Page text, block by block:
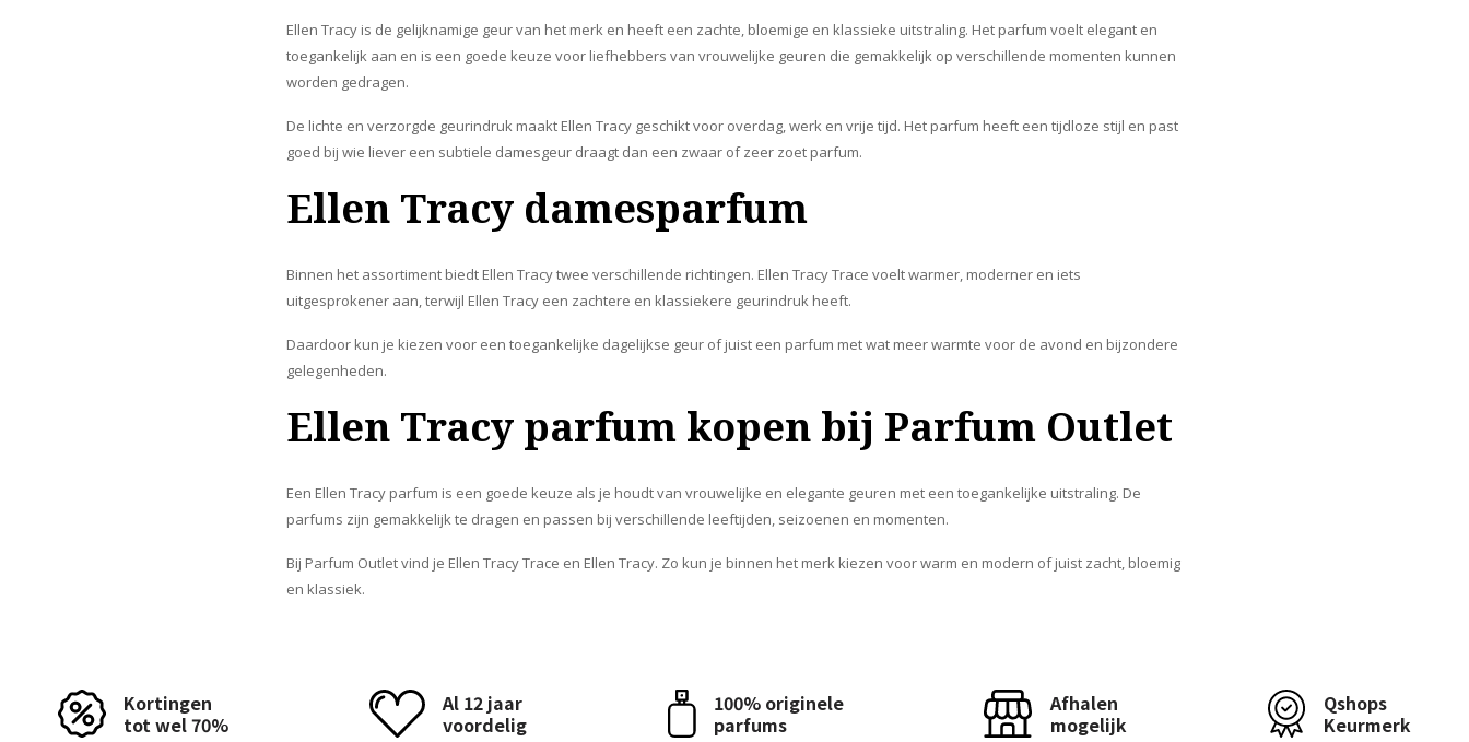
Ellen Tracy is de gelijknamige geur van het merk en heeft een zachte, bloemige en klassieke uitstraling. Het parfum voelt elegant en
toegankelijk aan en is een goede keuze voor liefhebbers van vrouwelijke geuren die gemakkelijk op verschillende momenten kunnen
worden gedragen.
De lichte en verzorgde geurindruk maakt Ellen Tracy geschikt voor overdag, werk en vrije tijd. Het parfum heeft een tijdloze stijl en past
goed bij wie liever een subtiele damesgeur draagt dan een zwaar of zeer zoet parfum.
Ellen Tracy damesparfum
Binnen het assortiment biedt Ellen Tracy twee verschillende richtingen. Ellen Tracy Trace voelt warmer, moderner en iets
uitgesprokener aan, terwijl Ellen Tracy een zachtere en klassiekere geurindruk heeft.
Daardoor kun je kiezen voor een toegankelijke dagelijkse geur of juist een parfum met wat meer warmte voor de avond en bijzondere
gelegenheden.
Ellen Tracy parfum kopen bij Parfum Outlet
Een Ellen Tracy parfum is een goede keuze als je houdt van vrouwelijke en elegante geuren met een toegankelijke uitstraling. De
parfums zijn gemakkelijk te dragen en passen bij verschillende leeftijden, seizoenen en momenten.
Bij Parfum Outlet vind je Ellen Tracy Trace en Ellen Tracy. Zo kun je binnen het merk kiezen voor warm en modern of juist zacht, bloemig
en klassiek.
Kortingen
tot wel 70%
Al 12 jaar
voordelig
100% originele
parfums
Afhalen
mogelijk
Qshops
Keurmerk